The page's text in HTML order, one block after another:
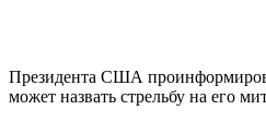
Президента США
может назвать стрельбу на его